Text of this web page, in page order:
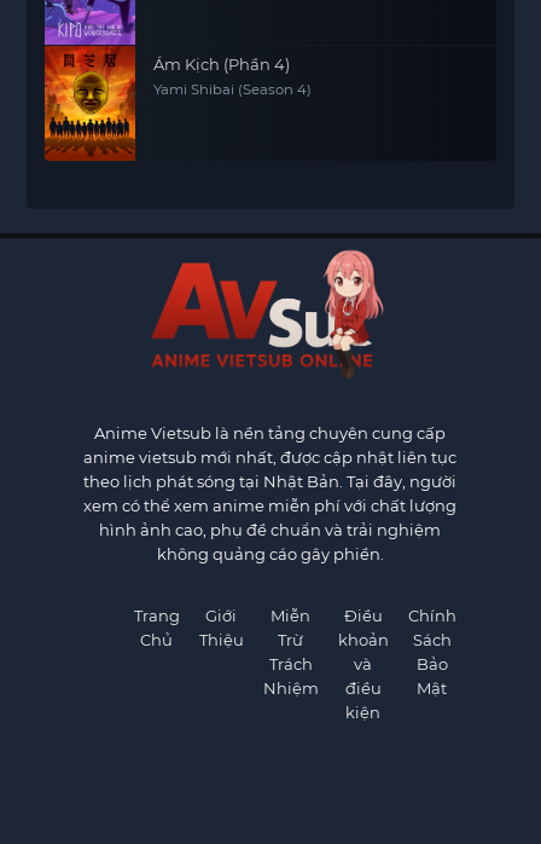
Ám Kịch (Phần 4)
Yami Shibai (Season 4)
Anime Vietsub là nền tảng chuyên cung cấp
anime vietsub mới nhất, được cập nhật liên tục
theo lịch phát sóng tại Nhật Bản. Tại đây, người
xem có thể xem anime miễn phí với chất lượng
hình ảnh cao, phụ đề chuẩn và trải nghiệm
không quảng cáo gây phiền.
Trang
Chủ
Giới
Thiệu
Miễn
Trừ
Trách
Nhiệm
Điều
khoản
và
điều
kiện
Chính
Sách
Bảo
Mật